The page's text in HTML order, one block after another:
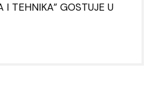
I TEHNIKA” GOSTUJE U